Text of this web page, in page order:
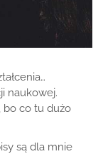
naukowej.
bo co tu dużo
są dla mnie